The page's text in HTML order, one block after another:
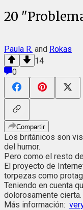
20
Paula R. and Rokas
14
0
Compartir
Los británicos son
del humor.
Pero como el resto
El proyecto de
torpezas como
Teniendo en cuenta
dolorosamente cierta.
Más información: